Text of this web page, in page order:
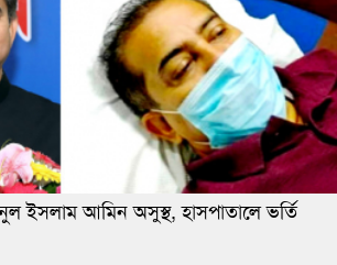
ইসলাম আমিন অসুস্থ, হাসপাতালে ভর্তি